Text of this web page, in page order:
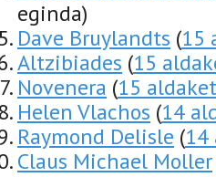
eginda)
Dave Bruylandts (15
Altzibiades (15
Novenera (15
Helen Vlachos (14
Raymond Delisle (14
Claus Michael Moller